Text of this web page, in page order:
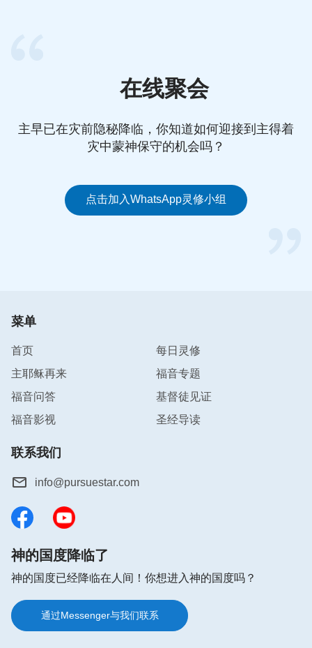
在线聚会
主早已在灾前隐秘降临，你知道如何迎接到主得着
灾中蒙神保守的机会吗？
点击加入WhatsApp灵修小组
菜单
首页
每日灵修
主耶稣再来
福音专题
福音问答
基督徒见证
福音影视
圣经导读
联系我们
info@pursuestar.com
神的国度降临了
神的国度已经降临在人间！你想进入神的国度吗？
通过Messenger与我们联系